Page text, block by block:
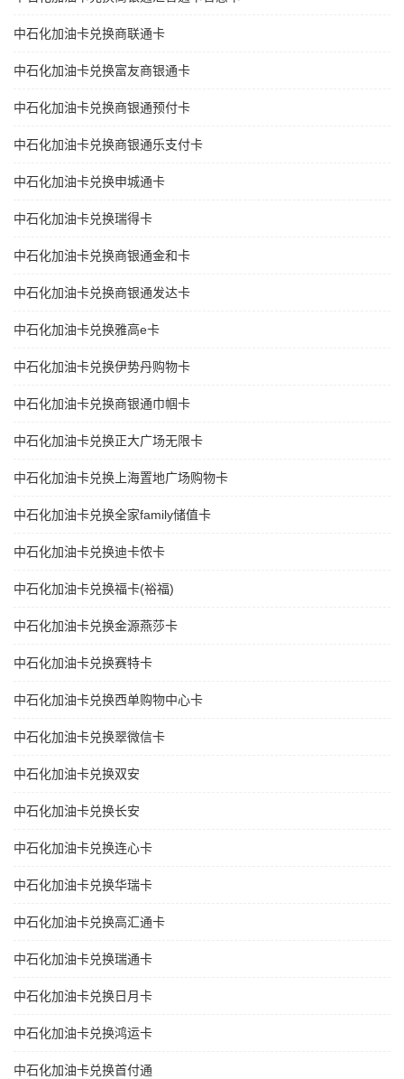
中石化加油卡兑换商联通卡
中石化加油卡兑换富友商银通卡
中石化加油卡兑换商银通预付卡
中石化加油卡兑换商银通乐支付卡
中石化加油卡兑换申城通卡
中石化加油卡兑换瑞得卡
中石化加油卡兑换商银通金和卡
中石化加油卡兑换商银通发达卡
中石化加油卡兑换雅高e卡
中石化加油卡兑换伊势丹购物卡
中石化加油卡兑换商银通巾帼卡
中石化加油卡兑换正大广场无限卡
中石化加油卡兑换上海置地广场购物卡
中石化加油卡兑换全家family储值卡
中石化加油卡兑换迪卡侬卡
中石化加油卡兑换福卡(裕福)
中石化加油卡兑换金源燕莎卡
中石化加油卡兑换赛特卡
中石化加油卡兑换西单购物中心卡
中石化加油卡兑换翠微信卡
中石化加油卡兑换双安
中石化加油卡兑换长安
中石化加油卡兑换连心卡
中石化加油卡兑换华瑞卡
中石化加油卡兑换高汇通卡
中石化加油卡兑换瑞通卡
中石化加油卡兑换日月卡
中石化加油卡兑换鸿运卡
中石化加油卡兑换首付通